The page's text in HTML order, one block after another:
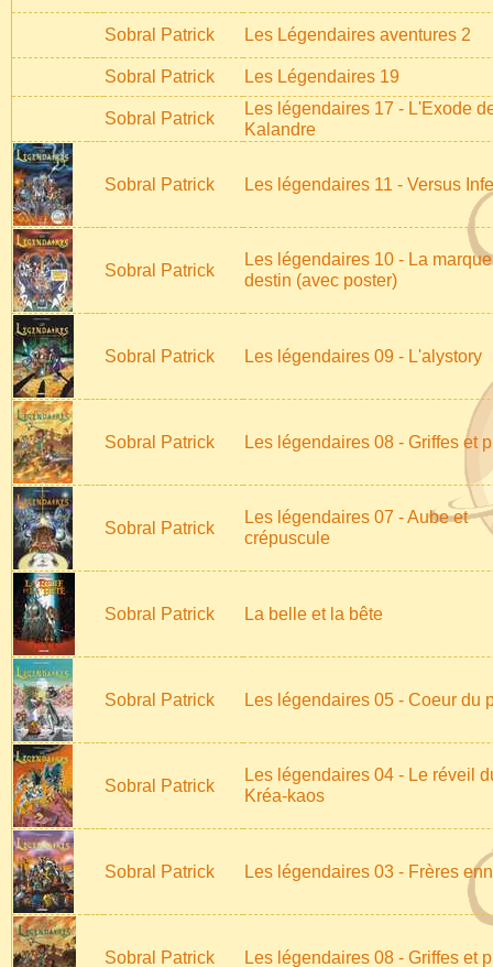
Sobral Patrick Les Légendaires aventures 2
Sobral Patrick Les Légendaires 19
Sobral Patrick
Les légendaires 17 - L'Exode
Kalandre
Sobral Patrick Les légendaires 11 - Versus
Sobral Patrick
Les légendaires 10 - La
destin (avec poster)
Sobral Patrick Les légendaires 09 - L'alystory
Sobral Patrick Les légendaires 08 - Griffes et
Sobral Patrick
Les légendaires 07 - Aube et
crépuscule
Sobral Patrick La belle et la bête
Sobral Patrick Les légendaires 05 - Coeur du
Sobral Patrick
Les légendaires 04 - Le réveil
Kréa-kaos
Sobral Patrick Les légendaires 03 - Frères
Sobral Patrick Les légendaires 08 - Griffes et